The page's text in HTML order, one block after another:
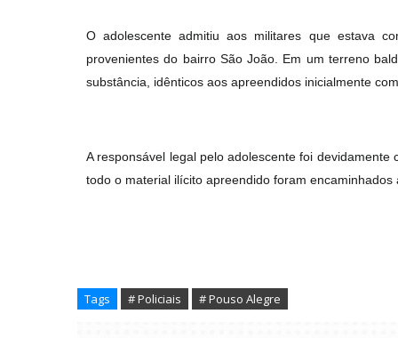
O adolescente admitiu aos militares que estava
provenientes do bairro São João. Em um terreno
substância, idênticos aos apreendidos inicialmente
A responsável legal pelo adolescente foi
todo o material ilícito apreendido foram
Tags # Policiais # Pouso Alegre